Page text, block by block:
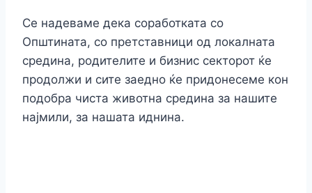
Се надеваме дека соработката со
Општината, со претставници од локалната
средина, родителите и бизнис секторот ќе
продолжи и сите заедно ќе придонесеме кон
подобра чиста животна средина за нашите
најмили, за нашата иднина.